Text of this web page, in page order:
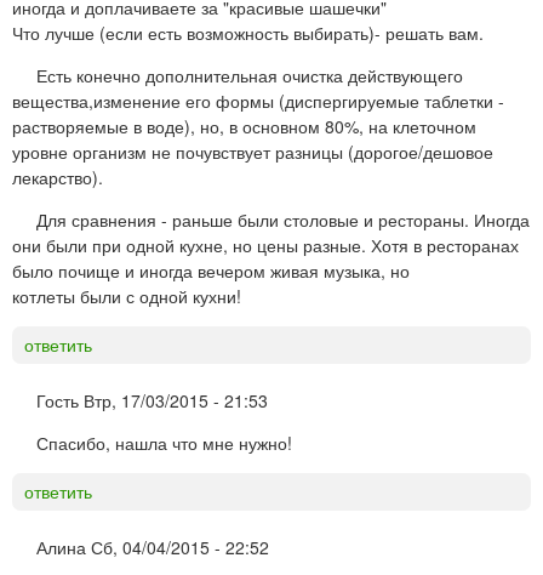
иногда и доплачиваете за "красивые шашечки"
Что лучше (если есть возможность выбирать)- решать вам.
Есть конечно дополнительная очистка действующего
вещества,изменение его формы (диспергируемые таблетки -
растворяемые в воде), но, в основном 80%, на клеточном
уровне организм не почувствует разницы (дорогое/дешовое
лекарство).
Для сравнения - раньше были столовые и рестораны. Иногда
они были при одной кухне, но цены разные. Хотя в ресторанах
было почище и иногда вечером живая музыка, но
котлеты были с одной кухни!
ответить
Гость Втр, 17/03/2015 - 21:53
Спасибо, нашла что мне нужно!
ответить
Алина Сб, 04/04/2015 - 22:52